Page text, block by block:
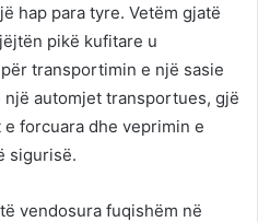
hap para tyre. Vetëm gjatë
pikë kufitare u
transportimin e një sasie
një automjet transportues, gjë
forcuara dhe veprimin e
sigurisë.
vendosura fuqishëm në